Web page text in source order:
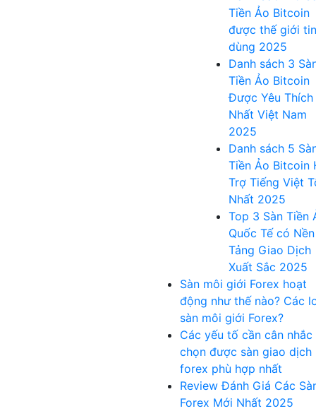
Tiền Ảo Bitcoin
được thế giới tin
dùng 2025
Danh sách 3
Tiền Ảo Bitcoin
Được Yêu Thích
Nhất Việt Nam
2025
Danh sách 5
Tiền Ảo Bitcoin
Trợ Tiếng Việt
Nhất 2025
Top 3 Sàn Tiền
Quốc Tế có Nền
Tảng Giao Dịch
Xuất Sắc 2025
Sàn môi giới Forex hoạt
động như thế nào? Các
sàn môi giới Forex?
Các yếu tố cần cân nhắc
chọn được sàn giao dịch
forex phù hợp nhất
Review Đánh Giá Các
Forex Mới Nhất 2025